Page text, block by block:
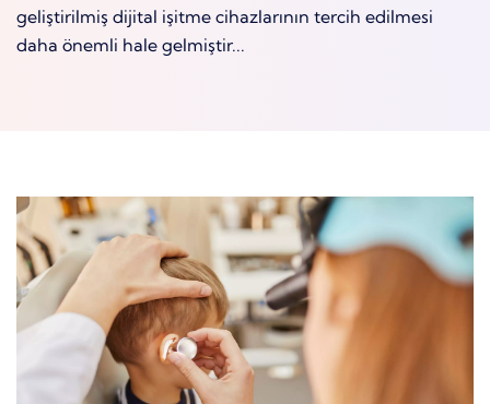
geliştirilmiş dijital işitme cihazlarının tercih edilmesi
daha önemli hale gelmiştir...